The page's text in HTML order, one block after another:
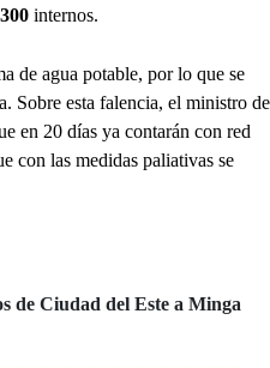
internos.
de agua potable, por lo que se
Sobre esta falencia, el ministro de
en 20 días ya contarán con red
con las medidas paliativas se
de Ciudad del Este a Minga